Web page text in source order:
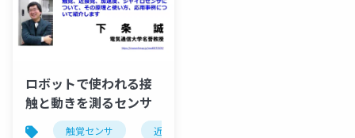
ロボットで使われる接
触と動きを測るセンサ
触覚センサ 近接覚センサ